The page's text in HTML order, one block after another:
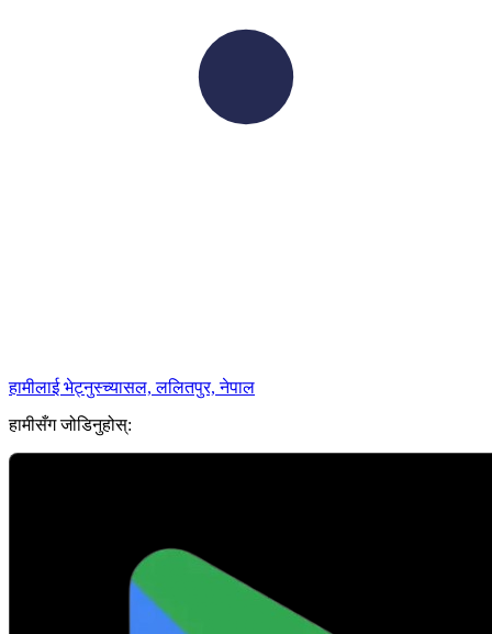
हामीलाई भेट्नुस्च्यासल, ललितपुर, नेपाल
हामीसँग जोडिनुहोस्: